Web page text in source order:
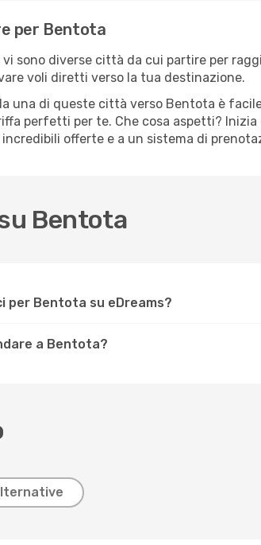
per Bentota
sono diverse città da cui partire per
voli diretti verso la tua destinazione.
una di queste città verso Bentota è
perfetti per te. Che cosa aspetti?
offerte e a un sistema di
Bentota
per Bentota su eDreams?
a Bentota?